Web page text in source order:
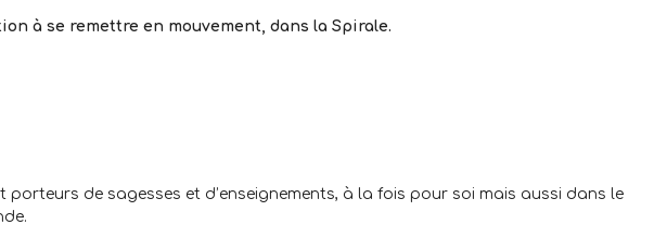
à se remettre en mouvement, dans la Spirale.
porteurs de sagesses et d’enseignements, à la fois pour soi mais aussi dans le